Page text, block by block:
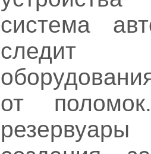
система
следит
от